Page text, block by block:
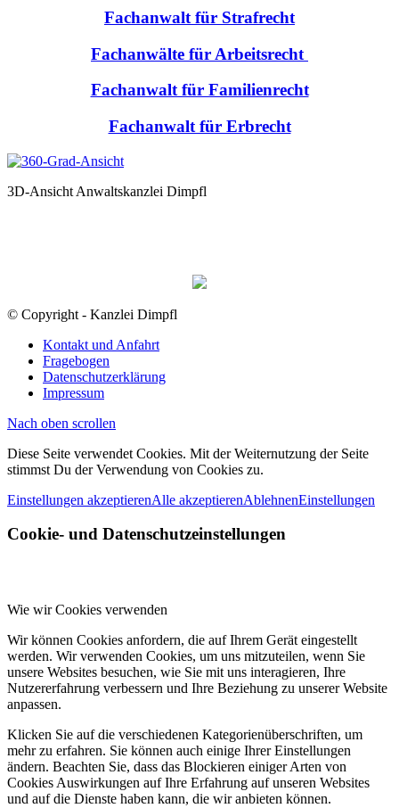
Fachanwalt für Strafrecht
Fachanwälte für Arbeitsrecht
Fachanwalt für Familienrecht
Fachanwalt für Erbrecht
3D-Ansicht Anwaltskanzlei Dimpfl
© Copyright - Kanzlei Dimpfl
Kontakt und Anfahrt
Fragebogen
Datenschutzerklärung
Impressum
Nach oben scrollen
Diese Seite verwendet Cookies. Mit der Weiternutzung der Seite
stimmst Du der Verwendung von Cookies zu.
Einstellungen akzeptierenAlle akzeptierenAblehnenEinstellungen
Cookie- und Datenschutzeinstellungen
Wie wir Cookies verwenden
Wir können Cookies anfordern, die auf Ihrem Gerät eingestellt
werden. Wir verwenden Cookies, um uns mitzuteilen, wenn Sie
unsere Websites besuchen, wie Sie mit uns interagieren, Ihre
Nutzererfahrung verbessern und Ihre Beziehung zu unserer Website
anpassen.
Klicken Sie auf die verschiedenen Kategorienüberschriften, um
mehr zu erfahren. Sie können auch einige Ihrer Einstellungen
ändern. Beachten Sie, dass das Blockieren einiger Arten von
Cookies Auswirkungen auf Ihre Erfahrung auf unseren Websites
und auf die Dienste haben kann, die wir anbieten können.